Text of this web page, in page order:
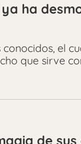
ha
el
que sirve
de